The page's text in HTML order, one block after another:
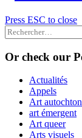
Press ESC to close
Rechercher :
Or check our
Actualités
Appels
Art
art émergent
Art queer
Arts visuels